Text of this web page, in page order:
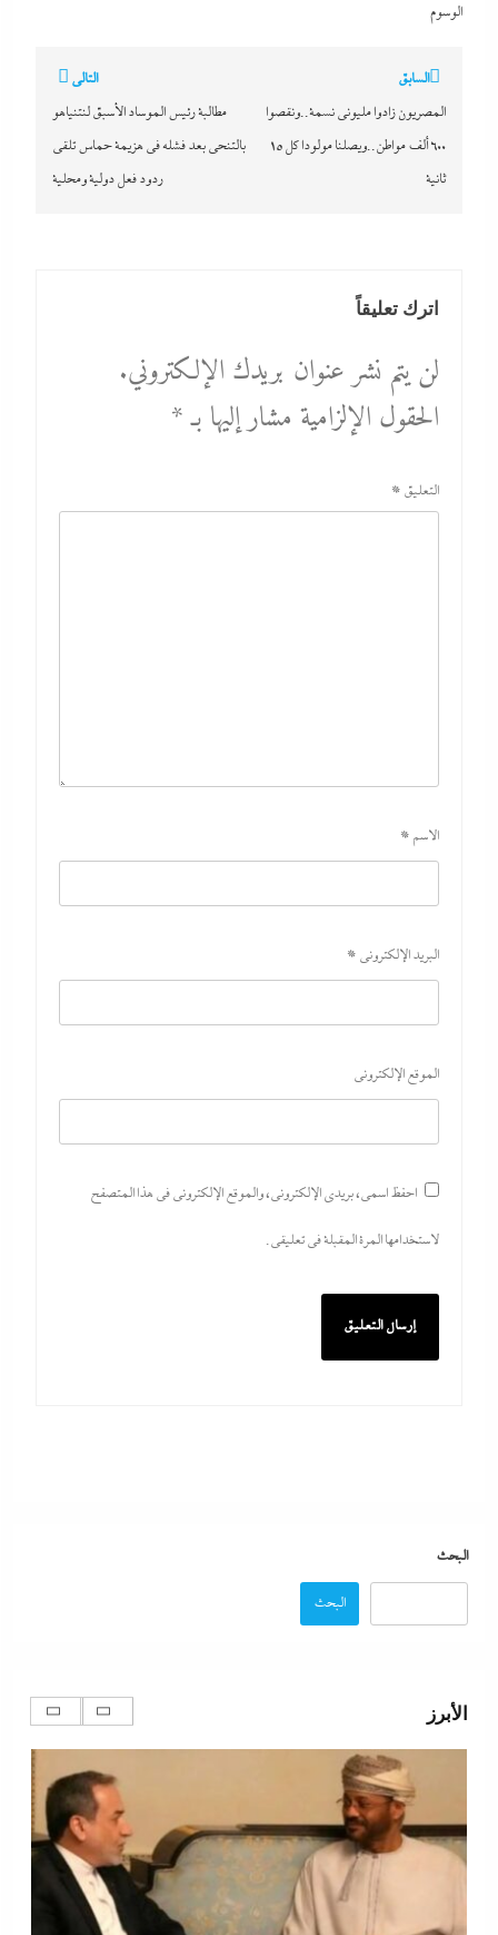
الوسوم
تصفّح
المقالات
السابق
المصريون زادوا مليونى نسمة..ونقصوا
600 ألف مواطن..ويصلنا مولودا كل 15
ثانية
التالي
مطالبة رئيس الموساد الأسبق لنتنياهو
بالتنحى بعد فشله في هزيمة حماس تلقي
ردود فعل دولية ومحلية
اترك تعليقاً
لن يتم نشر عنوان بريدك الإلكتروني.
الحقول الإلزامية مشار إليها بـ*
التعليق *
الاسم *
البريد الإلكتروني *
الموقع الإلكتروني
احفظ اسمي، بريدي الإلكتروني، والموقع الإلكتروني في هذا المتصفح
لاستخدامها المرة المقبلة في تعليقي.
البحث
البحث
الأبرز
الجيش الإثيوبي وقوات تيجراي..ونظام آبي أحمد يرتعب
في الاحتياطي الأجنبي رغم توترات هرمز
6 أغسطس، 2026